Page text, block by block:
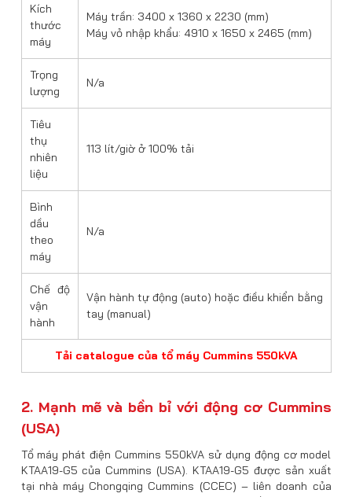
Kích
thước
máy
Máy trần: 3400 x 1360 x 2230 (mm)
Máy vỏ nhập khẩu: 4910 x 1650 x 2465 (mm)
Trọng
lượng
N/a
Tiêu
thụ
nhiên
liệu
113 lít/giờ ở 100% tải
Bình
dầu
theo
máy
N/a
Chế độ
vận
hành
Vận hành tự động (auto) hoặc điều khiển bằng
tay (manual)
Tải catalogue của tổ máy Cummins 550kVA
2. Mạnh mẽ và bền bỉ với động cơ Cummins
(USA)
Tổ máy phát điện Cummins 550kVA sử dụng động cơ model
KTAA19-G5 của Cummins (USA). KTAA19-G5 được sản xuất
tại nhà máy Chongqing Cummins (CCEC) – liên doanh của